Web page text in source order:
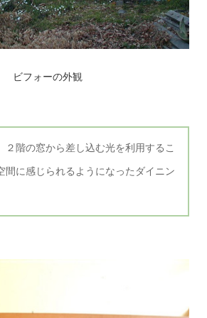
ビフォーの外観
２階の窓から差し込む光を利用するこ
間に感じられるようになったダイニン